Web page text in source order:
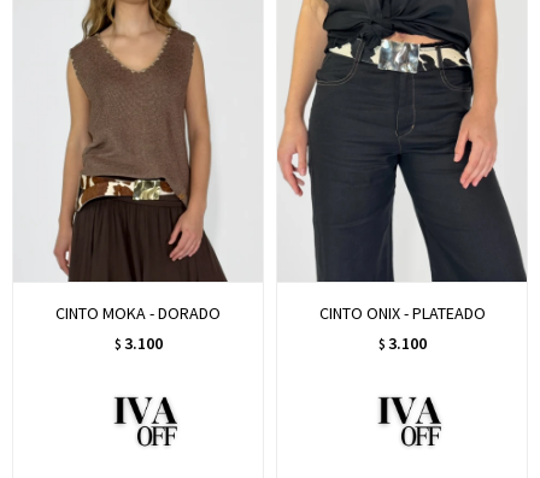
CINTO MOKA - DORADO
$ 3.100
CINTO ONIX - PLATEADO
$ 3.100